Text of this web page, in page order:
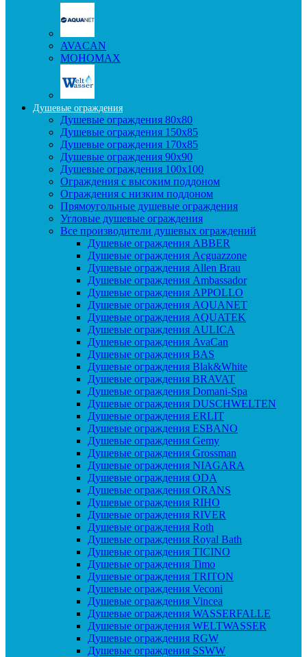
AVACAN
МОНОМАХ
Душевые ограждения
Душевые ограждения 80x80
Душевые ограждения 150x85
Душевые ограждения 170x85
Душевые ограждения 90x90
Душевые ограждения 100x100
Ограждения с высоким поддоном
Ограждения с низким поддоном
Прямоугольные душевые ограждения
Угловые душевые ограждения
Все производители душевых ограждений
Душевые ограждения ABBER
Душевые ограждения Acguazzone
Душевые ограждения Allen Brau
Душевые ограждения Ambassador
Душевые ограждения APPOLLO
Душевые ограждения AQUANET
Душевые ограждения AQUATEK
Душевые ограждения AULICA
Душевые ограждения AvaCan
Душевые ограждения BAS
Душевые ограждения Blak&White
Душевые ограждения BRAVAT
Душевые ограждения Domani-Spa
Душевые ограждения DUSCHWELTEN
Душевые ограждения ERLIT
Душевые ограждения ESBANO
Душевые ограждения Gemy
Душевые ограждения Grossman
Душевые ограждения NIAGARA
Душевые ограждения ODA
Душевые ограждения ORANS
Душевые ограждения RIHO
Душевые ограждения RIVER
Душевые ограждения Roth
Душевые ограждения Royal Bath
Душевые ограждения TICINO
Душевые ограждения Timo
Душевые ограждения TRITON
Душевые ограждения Veconi
Душевые ограждения Vincea
Душевые ограждения WASSERFALLE
Душевые ограждения WELTWASSER
Душевые ограждения RGW
Душевые ограждения SSWW